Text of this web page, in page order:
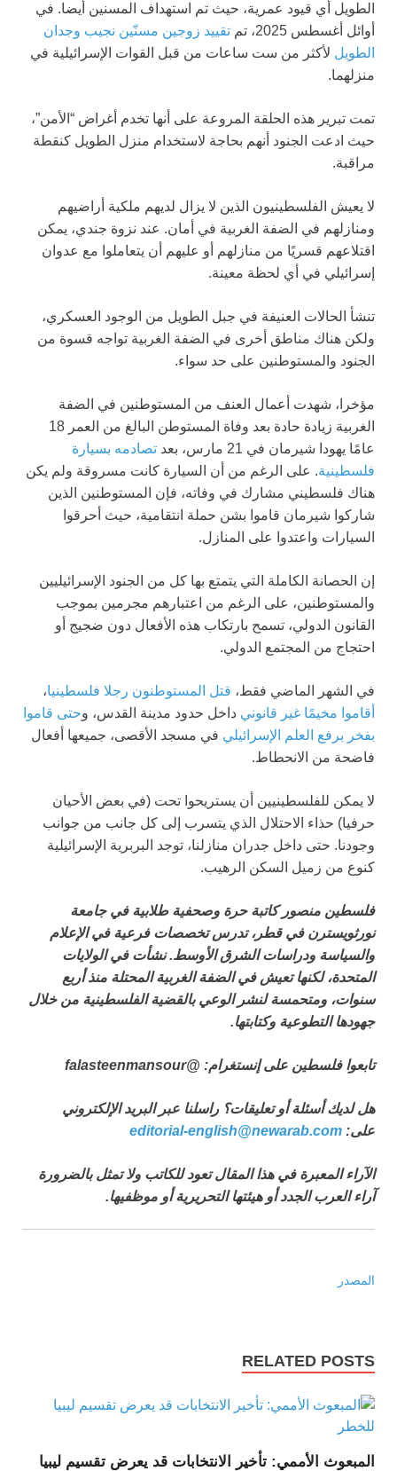
الطويل أي قيود عمرية، حيث تم استهداف المسنين أيضا. في
أوائل أغسطس 2025، تم
تقييد زوجين مسنّين نجيب وجدان
الطويل لأكثر من ست ساعات من قبل القوات الإسرائيلية في
منزلهما.
تمت تبرير هذه الحلقة المروعة على أنها تخدم أغراض “الأمن”،
حيث ادعت الجنود أنهم بحاجة لاستخدام منزل الطويل كنقطة
مراقبة.
لا يعيش الفلسطينيون الذين لا يزال لديهم ملكية أراضيهم
ومنازلهم في الضفة الغربية في أمان. عند نزوة جندي، يمكن
اقتلاعهم قسريًا من منازلهم أو عليهم أن يتعاملوا مع عدوان
إسرائيلي في أي لحظة معينة.
تنشأ الحالات العنيفة في جبل الطويل من الوجود العسكري،
ولكن هناك مناطق أخرى في الضفة الغربية تواجه قسوة من
الجنود والمستوطنين على حد سواء.
مؤخرا، شهدت أعمال العنف من المستوطنين في الضفة
الغربية زيادة حادة بعد وفاة المستوطن البالغ من العمر 18
عامًا يهودا شيرمان في 21 مارس، بعد
تصادمه بسيارة
فلسطينية. على الرغم من أن السيارة كانت مسروقة ولم يكن
هناك فلسطيني مشارك في وفاته، فإن المستوطنين الذين
شاركوا شيرمان قاموا بشن حملة انتقامية، حيث أحرقوا
السيارات واعتدوا على المنازل.
إن الحصانة الكاملة التي يتمتع بها كل من الجنود الإسرائيليين
والمستوطنين، على الرغم من اعتبارهم مجرمين بموجب
القانون الدولي، تسمح بارتكاب هذه الأفعال دون ضجيج أو
احتجاج من المجتمع الدولي.
في الشهر الماضي فقط، قتل المستوطنون رجلا فلسطينيا،
أقاموا مخيمًا غير قانوني داخل حدود مدينة القدس، وحتى قاموا
بفخر برفع العلم الإسرائيلي في مسجد الأقصى، جميعها أفعال
فاضحة من الانحطاط.
لا يمكن للفلسطينيين أن يستريحوا تحت (في بعض الأحيان
حرفيا) حذاء الاحتلال الذي يتسرب إلى كل جانب من جوانب
وجودنا. حتى داخل جدران منازلنا، توجد البربرية الإسرائيلية
كنوع من زميل السكن الرهيب.
فلسطين منصور كاتبة حرة وصحفية طلابية في جامعة
نورثويسترن في قطر، تدرس تخصصات فرعية في الإعلام
والسياسة ودراسات الشرق الأوسط. نشأت في الولايات
المتحدة، لكنها تعيش في الضفة الغربية المحتلة منذ أربع
سنوات، ومتحمسة لنشر الوعي بالقضية الفلسطينية من خلال
جهودها التطوعية وكتابتها.
تابعوا فلسطين على إنستغرام: @falasteenmansour
هل لديك أسئلة أو تعليقات؟ راسلنا عبر البريد الإلكتروني
على: editorial-english@newarab.com
الآراء المعبرة في هذا المقال تعود للكاتب ولا تمثل بالضرورة
آراء العرب الجدد أو هيئتها التحريرية أو موظفيها.
المصدر
RELATED POSTS
المبعوث الأممي: تأخير الانتخابات قد يعرض تقسيم ليبيا